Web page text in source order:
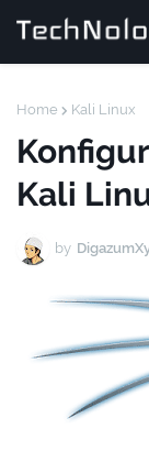
Home Kali Linux
Kali
by